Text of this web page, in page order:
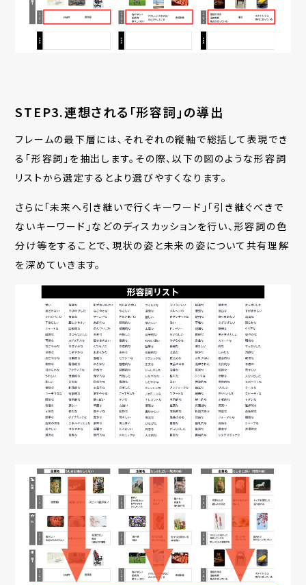
STEP3.連想される「形容詞」の導出
フレームの最下層には、それぞれの縦軸で総括して表現でき
る「形容詞」を抽出します。その際、以下の図のような形容詞
リストから選定するとより選びやすくなります。
さらに「未来へ引き継いで行くキーワード」「引き継ぐべきで
ないキーワード」などのディスカッションを行い、形容詞の色
分け等をすることで、現状の姿と未来の姿について共有理解
を深めていきます。